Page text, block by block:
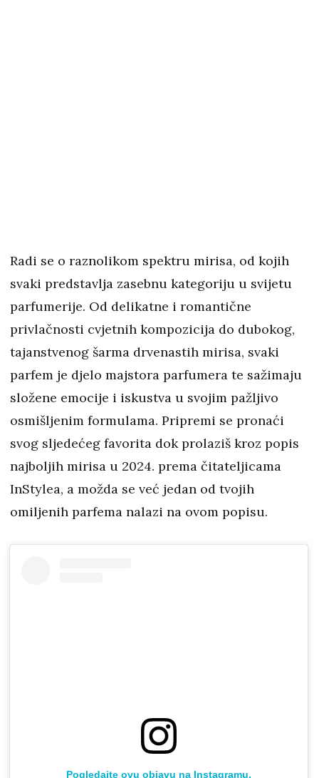
Radi se o raznolikom spektru mirisa, od kojih
svaki predstavlja zasebnu kategoriju u svijetu
parfumerije. Od delikatne i romantične
privlačnosti cvjetnih kompozicija do dubokog,
tajanstvenog šarma drvenastih mirisa, svaki
parfem je djelo majstora parfumera te sažimaju
složene emocije i iskustva u svojim pažljivo
osmišljenim formulama. Pripremi se pronaći
svog sljedećeg favorita dok prolaziš kroz popis
najboljih mirisa u 2024. prema čitateljicama
InStylea, a možda se već jedan od tvojih
omiljenih parfema nalazi na ovom popisu.
Pogledajte ovu objavu na Instagramu.